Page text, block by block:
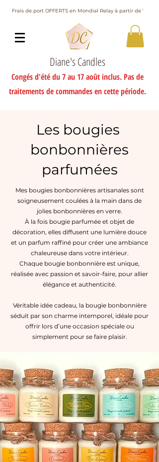
Frais de port OFFERTS en Mondial Relay à partir de 75€
Diane's Candles
Congés d'été du 7 au 17 août inclus. Pas de
traitements de commandes en cette période.
Les bougies
bonbonnières
parfumées
Mes bougies bonbonnières artisanales sont
soigneusement coulées à la main dans de
jolies bonbonnières en verre.
À la fois bougie parfumée et objet de
décoration, elles diffusent une lumière douce
et un parfum raffiné pour créer une ambiance
chaleureuse dans votre intérieur.
Chaque bougie bonbonnière est unique,
réalisée avec passion et savoir-faire, pour allier
élégance et authenticité.
Véritable idée cadeau, la bougie bonbonnière
séduit par son charme intemporel, idéale pour
offrir lors d’une occasion spéciale ou
simplement pour se faire plaisir.